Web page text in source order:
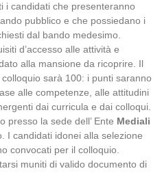
i candidati che presenteranno
pubblico e che possiedano i
dal bando medesimo.
d’accesso alle attività e
alla mansione da ricoprire. Il
sarà 100: i punti saranno
alle competenze, alle attitudini
dai curricula e dai colloqui.
presso la sede dell’ Ente Mediali
I candidati idonei alla selezione
convocati per il colloquio.
muniti di valido documento di